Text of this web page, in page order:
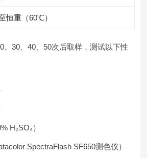
恒重（60℃）
、30、40、50次后取样，测试以下性
H₂SO₄）
SpectraFlash SF650测色仪）